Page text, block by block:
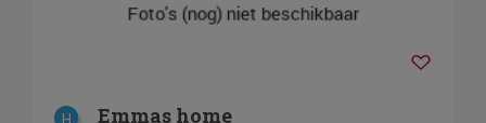
Emmas home